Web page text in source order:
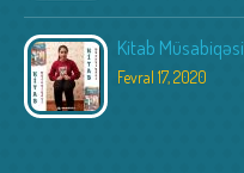
Kitab
Fevral 17, 2020